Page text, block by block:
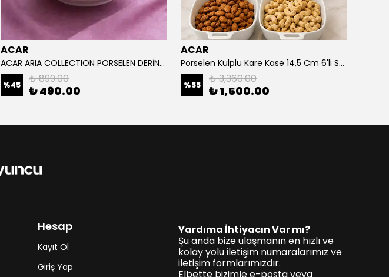
ACAR
ACAR ARIA COLLECTION PORSELEN DERİN KASE 21 CM
%45 ₺ 899.00
₺ 490.00
ACAR
Porselen Kulplu Kare Kase 14,5 Cm 6'li Set
%55 ₺ 3,360.00
₺ 1,500.00
Hesap
Kayıt Ol
Giriş Yap
Yardıma İhtiyacın Var mı?
Şu anda bize ulaşmanın en hızlı ve
kolay yolu iletişim numaralarımız ve
iletişim formlarımızdır.